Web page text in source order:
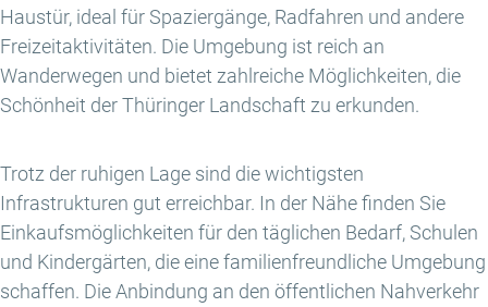
Haustür, ideal für Spaziergänge, Radfahren und andere
Freizeitaktivitäten. Die Umgebung ist reich an
Wanderwegen und bietet zahlreiche Möglichkeiten, die
Schönheit der Thüringer Landschaft zu erkunden.
Trotz der ruhigen Lage sind die wichtigsten
Infrastrukturen gut erreichbar. In der Nähe finden Sie
Einkaufsmöglichkeiten für den täglichen Bedarf, Schulen
und Kindergärten, die eine familienfreundliche Umgebung
schaffen. Die Anbindung an den öffentlichen Nahverkehr